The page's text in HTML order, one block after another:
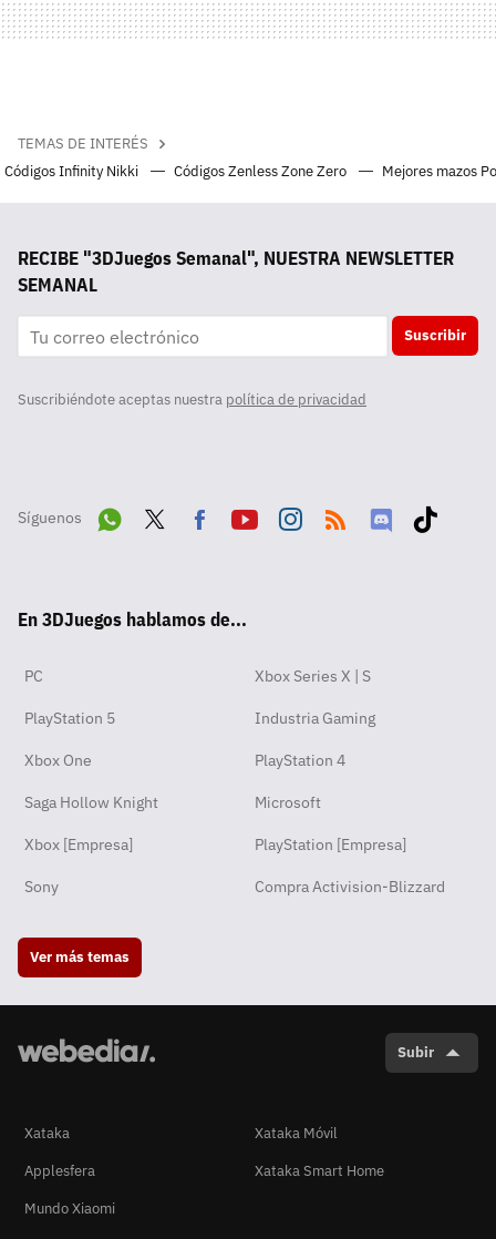
TEMAS DE INTERÉS
Códigos Infinity Nikki
Códigos Zenless Zone Zero Mejores mazos
RECIBE "3DJuegos Semanal", NUESTRA NEWSLETTER
SEMANAL
Suscribir
Suscribiéndote aceptas nuestra política de privacidad
Síguenos
pp
ok
En 3DJuegos hablamos de...
PC Xbox Series X | S
PlayStation 5 Industria Gaming
Xbox One PlayStation 4
Saga Hollow Knight Microsoft
Xbox [Empresa] PlayStation [Empresa]
Sony Compra Activision-Blizzard
Ver más temas
Subir
Xataka
Xataka Móvil
Applesfera
Xataka Smart Home
Mundo Xiaomi